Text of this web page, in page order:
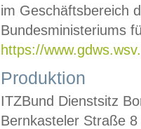
im Geschäftsbereich
Bundesministeriums
https://
Produktion
ITZBund Dienstsitz
Bernkasteler Straße 8